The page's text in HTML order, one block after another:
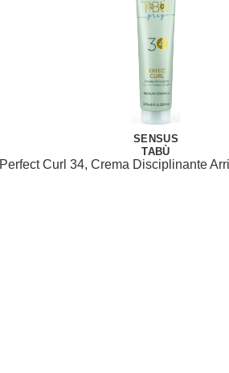
SENSUS
TABÙ
Perfect Curl 34, Crema Disciplinante